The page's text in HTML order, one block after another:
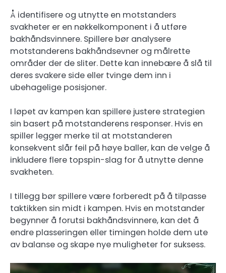
Å identifisere og utnytte en motstanders
svakheter er en nøkkelkomponent i å utføre
bakhåndsvinnere. Spillere bør analysere
motstanderens bakhåndsevner og målrette
områder der de sliter. Dette kan innebære å slå til
deres svakere side eller tvinge dem inn i
ubehagelige posisjoner.
I løpet av kampen kan spillere justere strategien
sin basert på motstanderens responser. Hvis en
spiller legger merke til at motstanderen
konsekvent slår feil på høye baller, kan de velge å
inkludere flere topspin-slag for å utnytte denne
svakheten.
I tillegg bør spillere være forberedt på å tilpasse
taktikken sin midt i kampen. Hvis en motstander
begynner å forutsi bakhåndsvinnere, kan det å
endre plasseringen eller timingen holde dem ute
av balanse og skape nye muligheter for suksess.